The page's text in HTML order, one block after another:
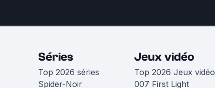
Séries
Top 2026 séries
Spider-Noir
Jeux vidéo
Top 2026 Jeux vidéo
007 First Light